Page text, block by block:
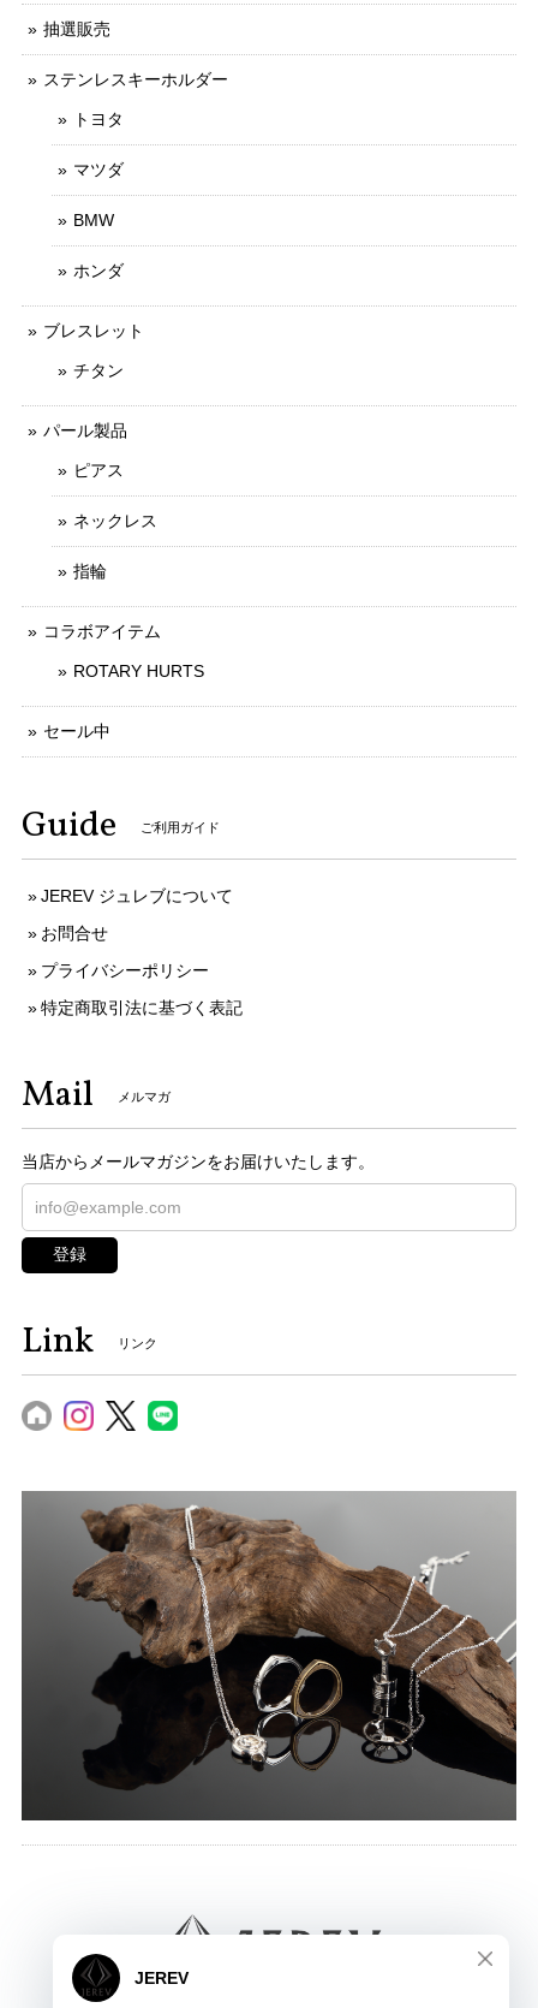
抽選販売
ステンレスキーホルダー
トヨタ
マツダ
BMW
ホンダ
ブレスレット
チタン
パール製品
ピアス
ネックレス
指輪
コラボアイテム
ROTARY HURTS
セール中
Guide ご利用ガイド
JEREV ジュレブについて
お問合せ
プライバシーポリシー
特定商取引法に基づく表記
Mail メルマガ
当店からメールマガジンをお届けいたします。
登録
Link リンク